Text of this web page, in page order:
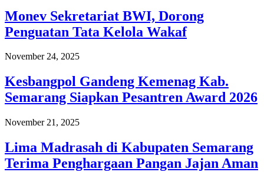
Monev Sekretariat BWI, Dorong
Penguatan Tata Kelola Wakaf
November 24, 2025
Kesbangpol Gandeng Kemenag Kab.
Semarang Siapkan Pesantren Award 2026
November 21, 2025
Lima Madrasah di Kabupaten Semarang
Terima Penghargaan Pangan Jajan Aman